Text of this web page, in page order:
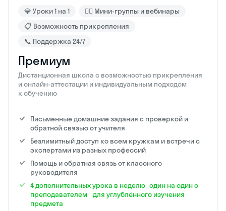
💎 Уроки 1 на 1
🙋‍♂️ Мини-группы и вебинары
📋 Возможность прикрепления
📞 Поддержка 24/7
Премиум
Дистанционная школа с возможностью прикрепления
и онлайн-аттестации и индивидуальным подходом
к обучению
Письменные домашние задания с проверкой и
обратной связью от учителя
Безлимитный доступ ко всем кружкам и встречи с
экспертами из разных профессий
Помощь и обратная связь от классного
руководителя
4 дополнительных урока в неделю один на один с
преподавателем для углублённого изучения
предмета